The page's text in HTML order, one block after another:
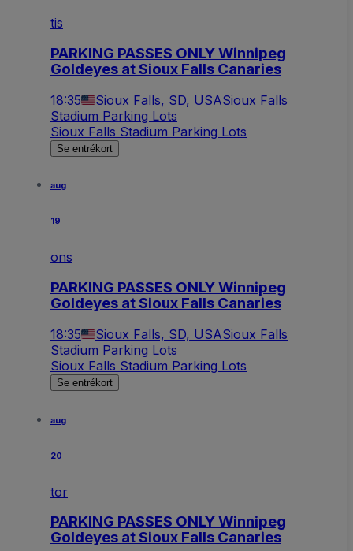
tis
PARKING PASSES ONLY Winnipeg
Goldeyes at Sioux Falls Canaries
18:35 Sioux Falls, SD, USASioux Falls
Stadium Parking Lots
Sioux Falls Stadium Parking Lots
Se entrékort
aug
19
ons
PARKING PASSES ONLY Winnipeg
Goldeyes at Sioux Falls Canaries
18:35 Sioux Falls, SD, USASioux Falls
Stadium Parking Lots
Sioux Falls Stadium Parking Lots
Se entrékort
aug
20
tor
PARKING PASSES ONLY Winnipeg
Goldeyes at Sioux Falls Canaries